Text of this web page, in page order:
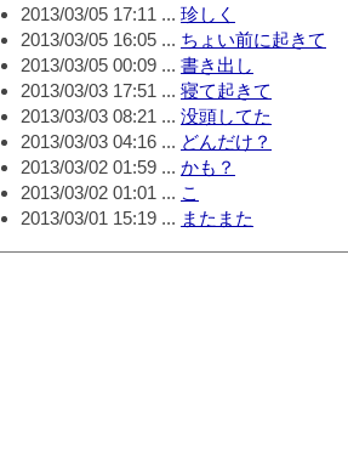
2013/03/05 17:11 ... 珍しく
2013/03/05 16:05 ... ちょい前に起きて
2013/03/05 00:09 ... 書き出し
2013/03/03 17:51 ... 寝て起きて
2013/03/03 08:21 ... 没頭してた
2013/03/03 04:16 ... どんだけ？
2013/03/02 01:59 ... かも？
2013/03/02 01:01 ... こ
2013/03/01 15:19 ... またまた